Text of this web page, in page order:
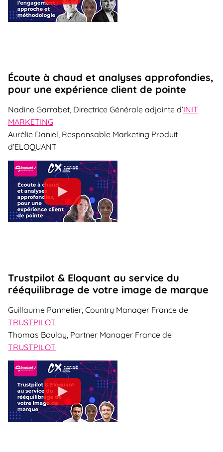
Écoute à chaud et analyses approfondies,
pour une expérience client de pointe
Nadine Garrabet, Directrice Générale adjointe d’INIT
MARKETING
Aurélie Daniel, Responsable Marketing Produit
d’ELOQUANT
Trustpilot & Eloquant au service du
rééquilibrage de votre image de marque
Guillaume Pannetier, Country Manager France de
TRUSTPILOT
Thomas Boulay, Partner Manager France de
TRUSTPILOT